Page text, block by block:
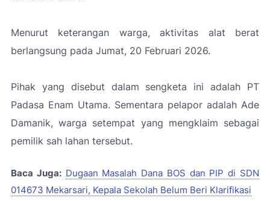
Menurut keterangan warga, aktivitas alat berat
berlangsung pada Jumat, 20 Februari 2026.
Pihak yang disebut dalam sengketa ini adalah PT
Padasa Enam Utama. Sementara pelapor adalah Ade
Damanik, warga setempat yang mengklaim sebagai
pemilik sah lahan tersebut.
Baca Juga: Dugaan Masalah Dana BOS dan PIP di SDN
014673 Mekarsari, Kepala Sekolah Belum Beri Klarifikasi